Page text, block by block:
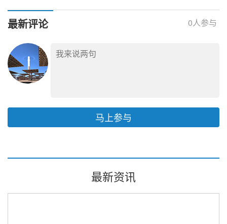
最新评论 0人参与
马上参与
最新资讯